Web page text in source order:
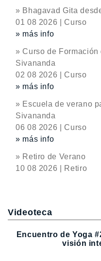
» Bhagavad Gita
01 08 2026 | Curso
» más info
» Curso de
Sivananda
02 08 2026 | Curso
» más info
» Escuela de verano
Sivananda
06 08 2026 | Curso
» más info
» Retiro de Verano
10 08 2026 | Retiro
Videoteca
Encuentro de Yoga
visión